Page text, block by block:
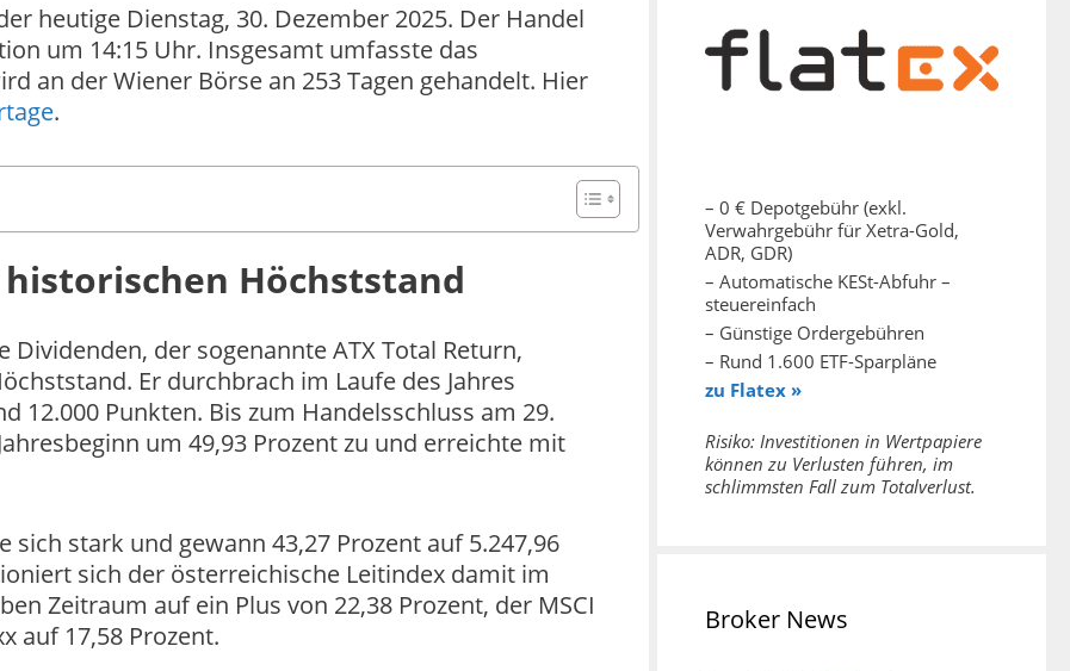
heutige Dienstag, 30. Dezember 2025. Der Handel
um 14:15 Uhr. Insgesamt umfasste das
an der Wiener Börse an 253 Tagen gehandelt. Hier
.
Höchststand
der sogenannte ATX Total Return,
Er durchbrach im Laufe des Jahres
12.000 Punkten. Bis zum Handelsschluss am 29.
um 49,93 Prozent zu und erreichte mit
stark und gewann 43,27 Prozent auf 5.247,96
sich der österreichische Leitindex damit im
Zeitraum auf ein Plus von 22,38 Prozent, der MSCI
auf 17,58 Prozent.
– 0 € Depotgebühr (exkl.
Verwahrgebühr für Xetra-Gold,
ADR, GDR)
– Automatische KESt-Abfuhr –
steuereinfach
– Günstige Ordergebühren
– Rund 1.600 ETF-Sparpläne
zu Flatex »
Risiko: Investitionen in Wertpapiere
können zu Verlusten führen, im
schlimmsten Fall zum Totalverlust.
Broker News